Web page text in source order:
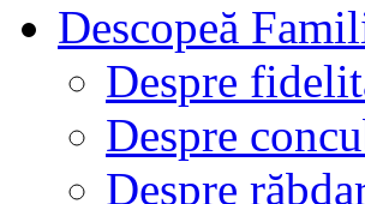
Descopeă
Despre
Despre
Despre